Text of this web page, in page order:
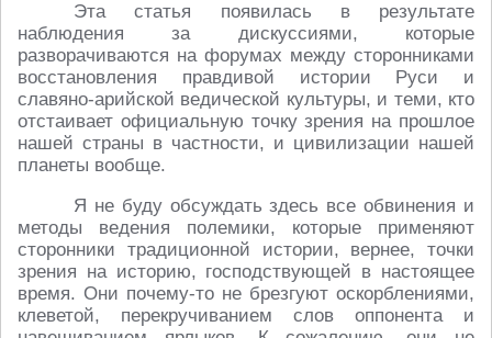
Эта статья появилась в результате
наблюдения за дискуссиями, которые
разворачиваются на форумах между сторонниками
восстановления правдивой истории Руси и
славяно-арийской ведической культуры, и теми, кто
отстаивает официальную точку зрения на прошлое
нашей страны в частности, и цивилизации нашей
планеты вообще.
Я не буду обсуждать здесь все обвинения и
методы ведения полемики, которые применяют
сторонники традиционной истории, вернее, точки
зрения на историю, господствующей в настоящее
время. Они почему-то не брезгуют оскорблениями,
клеветой, перекручиванием слов оппонента и